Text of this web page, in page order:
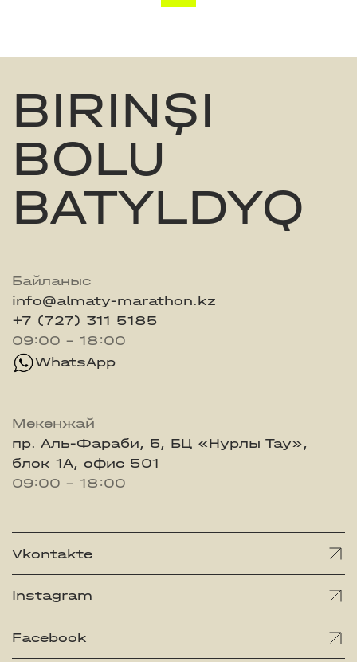
BIRINŞI
BOLU
BATYLDYQ
Байланыс
info@almaty-marathon.kz
+7 (727) 311 5185
09:00 - 18:00
WhatsApp
Мекенжай
пр. Аль-Фараби, 5, БЦ «Нурлы Тау»,
блок 1А, офис 501
09:00 - 18:00
Vkontakte
Instagram
Facebook